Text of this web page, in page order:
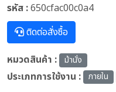
รหัส :650cfac00c0a4
ติดต่อสั่งซื้อ
หมวดสินค้า :
ม้านั่ง
ประเภทการใช้งาน : ภายใน